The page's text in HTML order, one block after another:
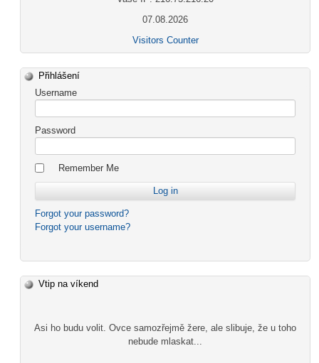
07.08.2026
Visitors Counter
Přihlášení
Username
Password
Remember Me
Forgot your password?
Forgot your username?
Vtip na víkend
Asi ho budu volit. Ovce samozřejmě žere, ale slibuje, že u toho
nebude mlaskat...